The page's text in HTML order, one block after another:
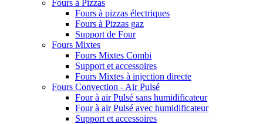
Fours à Pizzas
Fours à pizzas électriques
Fours à Pizzas gaz
Support de Four
Fours Mixtes
Fours Mixtes Combi
Support et accessoires
Fours Mixtes à injection directe
Fours Convection - Air Pulsé
Four à air Pulsé sans humidificateur
Four à air Pulsé avec humidificateur
Support et accessoires